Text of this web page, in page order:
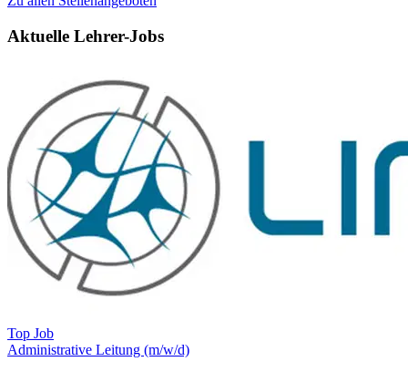
Aktuelle Lehrer-Jobs
Top Job
Administrative Leitung (m/w/d)